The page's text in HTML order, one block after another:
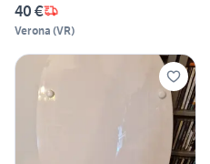
40 €
Verona (VR)